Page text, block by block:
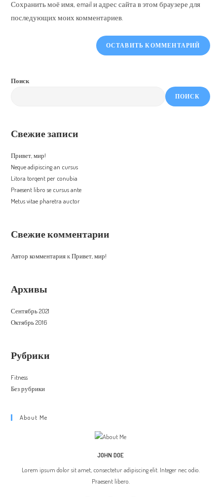
(optional)
Сохранить моё имя, email и адрес сайта в этом браузере для
последующих моих комментариев.
Поиск
ПОИСК
Свежие записи
Привет, мир!
Neque adipiscing an cursus
Litora torqent per conubia
Praesent libro se cursus ante
Metus vitae pharetra auctor
Свежие комментарии
Автор комментариякПривет, мир!
Архивы
Сентябрь 2021
Октябрь 2016
Рубрики
Fitness
Без рубрики
About Me
JOHN DOE
Lorem ipsum dolor sit amet, consectetur adipiscing elit. Integer nec odio.
Praesent libero.